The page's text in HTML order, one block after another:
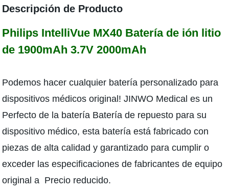
Descripción de Producto
Philips IntelliVue MX40 Batería de ión litio
de 1900mAh 3.7V 2000mAh
Podemos hacer cualquier batería personalizado para
dispositivos médicos original! JINWO Medical es un
Perfecto de la batería Batería de repuesto para su
dispositivo médico, esta batería está fabricado con
piezas de alta calidad y garantizado para cumplir o
exceder las especificaciones de fabricantes de equipo
original a Precio reducido.